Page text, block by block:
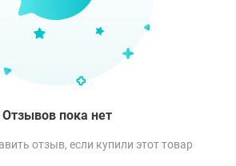
Отзывов пока нет
отзыв, если купили этот товар